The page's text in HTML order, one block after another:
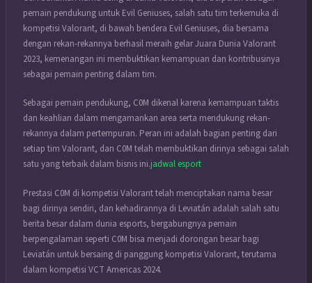
pemain pendukung untuk Evil Geniuses, salah satu tim terkemuka di
kompetisi Valorant, di bawah bendera Evil Geniuses, dia bersama
dengan rekan-rekannya berhasil meraih gelar Juara Dunia Valorant
2023, kemenangan ini membuktikan kemampuan dan kontribusinya
sebagai pemain penting dalam tim.
Sebagai pemain pendukung, C0M dikenal karena kemampuan taktis
dan keahlian dalam mengamankan area serta mendukung rekan-
rekannya dalam pertempuran. Peran ini adalah bagian penting dari
setiap tim Valorant, dan C0M telah membuktikan dirinya sebagai salah
satu yang terbaik dalam bisnis ini.jadwal esport
Prestasi C0M di kompetisi Valorant telah menciptakan nama besar
bagi dirinya sendiri, dan kehadirannya di Leviatán adalah salah satu
berita besar dalam dunia esports, bergabungnya pemain
berpengalaman seperti C0M bisa menjadi dorongan besar bagi
Leviatán untuk bersaing di panggung kompetisi Valorant, terutama
dalam kompetisi VCT Americas 2024.